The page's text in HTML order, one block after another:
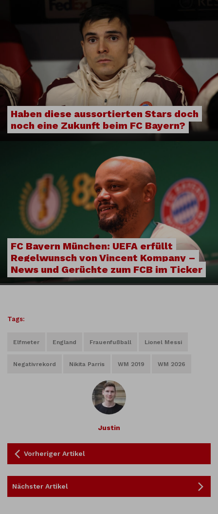
Haben diese aussortierten Stars doch
noch eine Zukunft beim FC Bayern?
FC Bayern München: UEFA erfüllt
Regelwunsch von Vincent Kompany –
News und Gerüchte zum FCB im Ticker
Tags:
Elfmeter England Frauenfußball Lionel Messi
Negativrekord Nikita Parris WM 2019 WM 2026
Justin
Vorheriger Artikel
Nächster Artikel